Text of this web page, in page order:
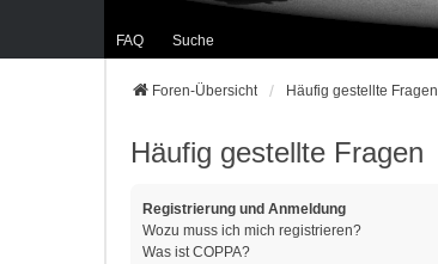
FAQ Suche
Foren-Übersicht Häufig gestellte Fragen
Häufig gestellte Fragen
Registrierung und Anmeldung
Wozu muss ich mich registrieren?
Was ist COPPA?